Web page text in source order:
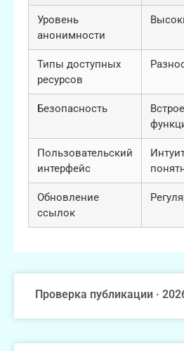
Уровень
анонимности
Типы доступных
ресурсов
Безопасность
Пользовательский
интерфейс
Обновление
ссылок
Проверка публикации ·